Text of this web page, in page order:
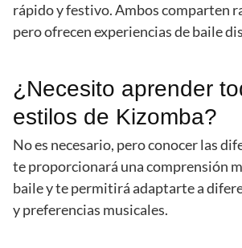
rápido y festivo. Ambos comparten
pero ofrecen experiencias de baile
¿Necesito aprender
estilos de Kizomba?
No es necesario, pero conocer las
te proporcionará una comprensión
baile y te permitirá adaptarte a
y preferencias musicales.